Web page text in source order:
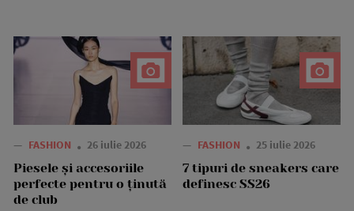
— FASHION 26 iulie 2026
Piesele și accesoriile
perfecte pentru o ținută
de club
— FASHION 25 iulie 2026
7 tipuri de sneakers care
definesc SS26